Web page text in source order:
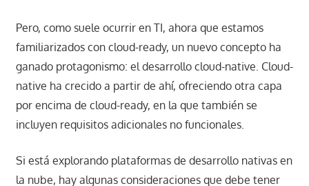
Pero, como suele ocurrir en TI, ahora que estamos
familiarizados con cloud-ready, un nuevo concepto ha
ganado protagonismo: el desarrollo cloud-native. Cloud-
native ha crecido a partir de ahí, ofreciendo otra capa
por encima de cloud-ready, en la que también se
incluyen requisitos adicionales no funcionales.
Si está explorando plataformas de desarrollo nativas en
la nube, hay algunas consideraciones que debe tener